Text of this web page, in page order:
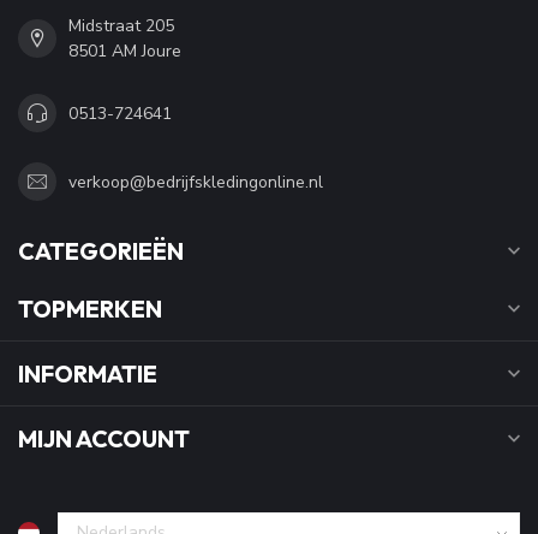
Vragen? Vragen! Ons team staat 6 dagen per week voor je klaar